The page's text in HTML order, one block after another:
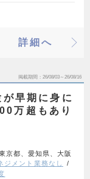
詳細へ
掲載期間 26/08/03～26/08/16
早期に身に
万超もあり
京都、愛知県、大阪
ジメント業務なし